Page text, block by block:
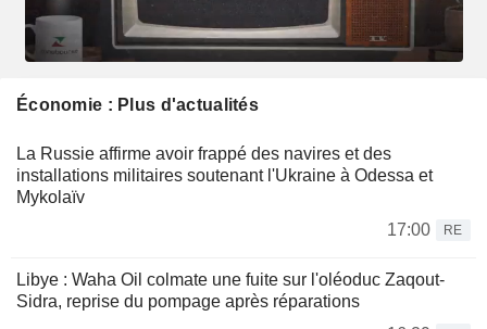
Économie : Plus d'actualités
La Russie affirme avoir frappé des navires et des
installations militaires soutenant l'Ukraine à Odessa et
Mykolaïv
17:00
RE
Libye : Waha Oil colmate une fuite sur l'oléoduc Zaqout-
Sidra, reprise du pompage après réparations